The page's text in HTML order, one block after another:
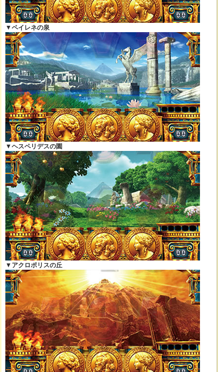
▼ ペイレネの泉
▼ ヘスペリデスの園
▼ アクロポリスの丘